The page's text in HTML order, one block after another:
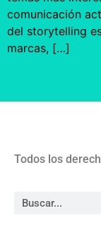
comunicación
del storytelling
marcas, […]
Todos los